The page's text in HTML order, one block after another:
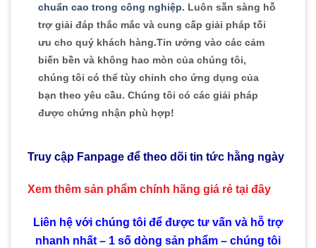
chuẩn cao trong công nghiệp. Luôn sẵn sàng hỗ
trợ giải đáp thắc mắc và cung cấp giải pháp tối
ưu cho quý khách hàng.Tin ưởng vào các cảm
biến bền và không hao mòn của chúng tôi,
chúng tôi có thể tùy chỉnh cho ứng dụng của
bạn theo yêu cầu. Chúng tôi có các giải pháp
được chứng nhận phù hợp!
Truy cập Fanpage để theo dõi tin tức hằng ngày
Xem thêm sản phẩm chính hãng giá rẻ tại đây
Liên hệ với chúng tôi để được tư vấn và hỗ trợ
nhanh nhất – 1 số dòng sản phẩm – chúng tôi